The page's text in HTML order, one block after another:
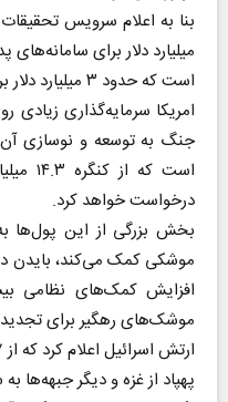
میلیارد دلار برای
است که حدود ۳ میلیارد دلار برای گنبد آهنین بوده است.
امریکا سرمایه‌گذاری زیادی
جنگ به توسعه و نوسازی
است
درخواست خواهد کرد.
بخش بزرگی از این پول‌ها
موشکی کمک می‌کند، بایدن
افزایش کمک‌های نظامی
موشک‌های رهگیر برای
پهپاد از غزه و دیگر